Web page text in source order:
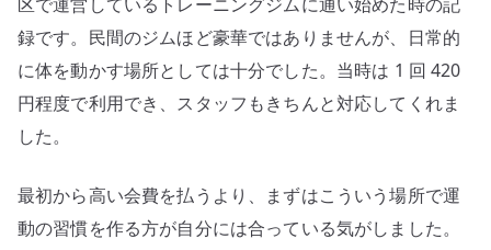
す
習
慣
を
る
の
録です。民間のジムほど豪華ではありませんが、日常的
に体を動かす場所としては十分でした。当時は 1 回 420
円程度で利用でき、スタッフもきちんと対応してくれま
した。
最初から高い会費を払うより、まずはこういう場所で運
動の習慣を作る方が自分には合っている気がしました。